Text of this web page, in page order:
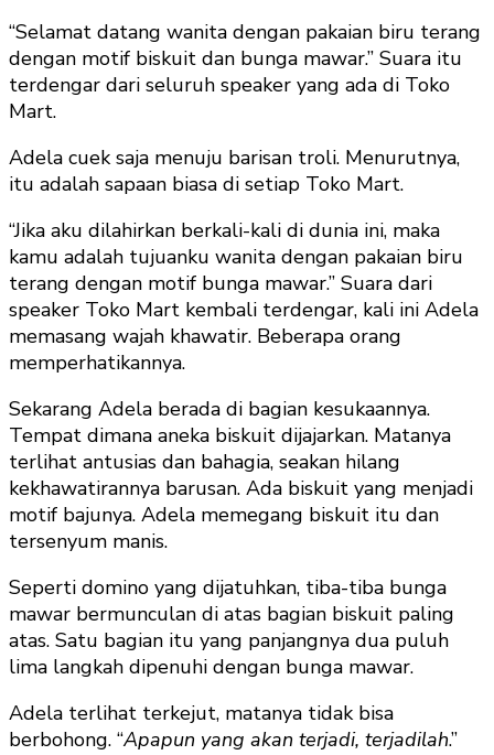
“Selamat datang wanita dengan pakaian biru terang
dengan motif biskuit dan bunga mawar.” Suara itu
terdengar dari seluruh speaker yang ada di Toko
Mart.
Adela cuek saja menuju barisan troli. Menurutnya,
itu adalah sapaan biasa di setiap Toko Mart.
“Jika aku dilahirkan berkali-kali di dunia ini, maka
kamu adalah tujuanku wanita dengan pakaian biru
terang dengan motif bunga mawar.” Suara dari
speaker Toko Mart kembali terdengar, kali ini Adela
memasang wajah khawatir. Beberapa orang
memperhatikannya.
Sekarang Adela berada di bagian kesukaannya.
Tempat dimana aneka biskuit dijajarkan. Matanya
terlihat antusias dan bahagia, seakan hilang
kekhawatirannya barusan. Ada biskuit yang menjadi
motif bajunya. Adela memegang biskuit itu dan
tersenyum manis.
Seperti domino yang dijatuhkan, tiba-tiba bunga
mawar bermunculan di atas bagian biskuit paling
atas. Satu bagian itu yang panjangnya dua puluh
lima langkah dipenuhi dengan bunga mawar.
Adela terlihat terkejut, matanya tidak bisa
berbohong. “Apapun yang akan terjadi, terjadilah.”